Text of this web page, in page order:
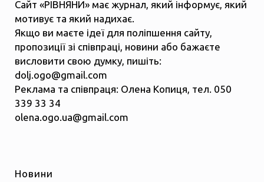
Сайт «РІВНЯНИ» має журнал, який інформує, який
мотивує та який надихає.
Якщо ви маєте ідеї для поліпшення сайту,
пропозиції зі співпраці, новини або бажаєте
висловити свою думку, пишіть:
dolj.ogo@gmail.com
Реклама та співпраця: Олена Копиця, тел. 050
339 33 34
olena.ogo.ua@gmail.com
Новини